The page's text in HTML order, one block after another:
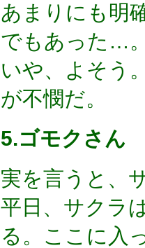
あまりにも明
でもあった…
いや、よそう
が不憫だ。
5.ゴモクさん
実を言うと、
平日、サクラ
る。ここに入